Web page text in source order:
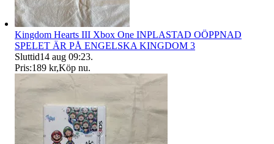
Kingdom Hearts III Xbox One INPLASTAD OÖPPNAD
SPELET ÄR PÅ ENGELSKA KINGDOM 3
Sluttid14 aug 09:23.
Pris:189 kr,Köp nu.